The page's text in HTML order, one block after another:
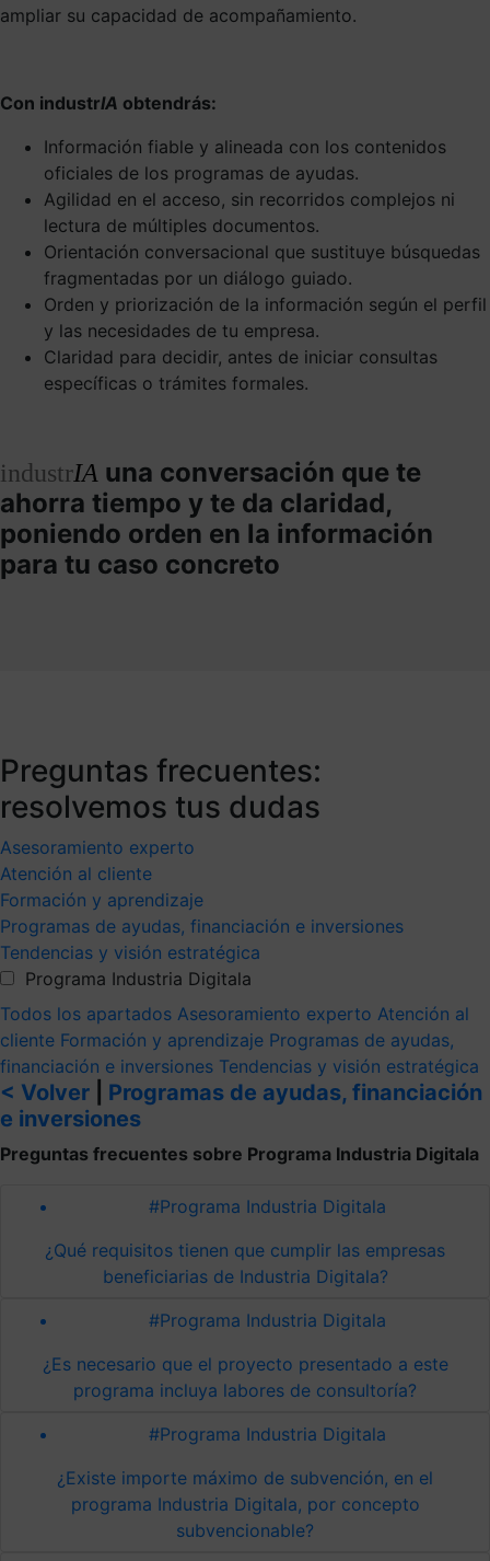
ampliar su capacidad de acompañamiento.
Con industrIA obtendrás:
Información fiable y alineada con los contenidos
oficiales de los programas de ayudas.
Agilidad en el acceso, sin recorridos complejos ni
lectura de múltiples documentos.
Orientación conversacional que sustituye búsquedas
fragmentadas por un diálogo guiado.
Orden y priorización de la información según el perfil
y las necesidades de tu empresa.
Claridad para decidir, antes de iniciar consultas
específicas o trámites formales.
industrIA una conversación que te
ahorra tiempo y te da claridad,
poniendo orden en la información
para tu caso concreto
Preguntas frecuentes:
resolvemos tus dudas
Asesoramiento experto
Atención al cliente
Formación y aprendizaje
Programas de ayudas, financiación e inversiones
Tendencias y visión estratégica
Programa Industria Digitala
Todos los apartados Asesoramiento experto Atención al
cliente Formación y aprendizaje Programas de ayudas,
financiación e inversiones Tendencias y visión estratégica
< Volver
Programas de ayudas, financiación
e inversiones
Preguntas frecuentes sobre Programa Industria Digitala
#Programa Industria Digitala
¿Qué requisitos tienen que cumplir las empresas
beneficiarias de Industria Digitala?
#Programa Industria Digitala
¿Es necesario que el proyecto presentado a este
programa incluya labores de consultoría?
#Programa Industria Digitala
¿Existe importe máximo de subvención, en el
programa Industria Digitala, por concepto
subvencionable?